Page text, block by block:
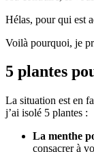
Hélas, pour qui est
Voilà pourquoi, je
5 plantes
La situation est en
j’ai isolé 5 plantes :
La menthe
consacrer à